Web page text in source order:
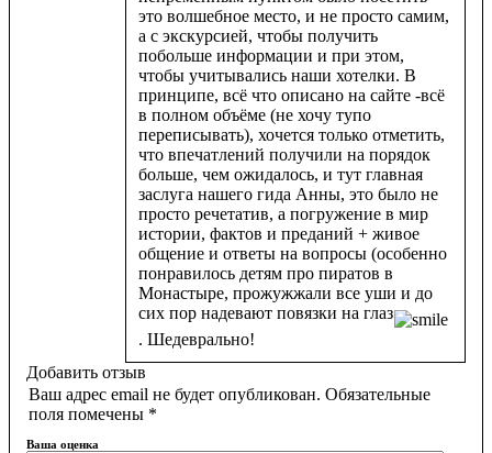
это волшебное место, и не просто самим,
а с экскурсией, чтобы получить
побольше информации и при этом,
чтобы учитывались наши хотелки. В
принципе, всё что описано на сайте -всё
в полном объёме (не хочу тупо
переписывать), хочется только отметить,
что впечатлений получили на порядок
больше, чем ожидалось, и тут главная
заслуга нашего гида Анны, это было не
просто речетатив, а погружение в мир
истории, фактов и преданий + живое
общение и ответы на вопросы (особенно
понравилось детям про пиратов в
Монастыре, прожужжали все уши и до
сих пор надевают повязки на глаз
. Шедеврально!
Добавить отзыв
Ваш адрес email не будет опубликован. Обязательные
поля помечены *
Ваша оценка